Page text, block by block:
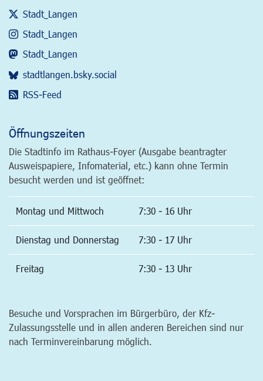
Stadt_Langen
Stadt_Langen
Stadt_Langen
stadtlangen.bsky.social
RSS-Feed
Öffnungszeiten
Die Stadtinfo im Rathaus-Foyer (Ausgabe beantragter
Ausweispapiere, Infomaterial, etc.) kann ohne Termin
besucht werden und ist geöffnet:
Montag und Mittwoch 7:30 - 16 Uhr
Dienstag und Donnerstag 7:30 - 17 Uhr
Freitag 7:30 - 13 Uhr
Besuche und Vorsprachen im Bürgerbüro, der Kfz-
Zulassungsstelle und in allen anderen Bereichen sind nur
nach Terminvereinbarung möglich.